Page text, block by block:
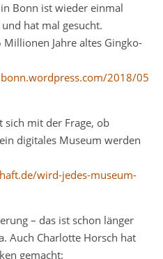
Bonn ist wieder einmal
hat mal gesucht.
Jahre altes Gingko-
2018/05/
sich mit der Frage, ob
digitales Museum werden
wird-jedes-museum-
– das ist schon länger
Auch Charlotte Horsch hat
gemacht: